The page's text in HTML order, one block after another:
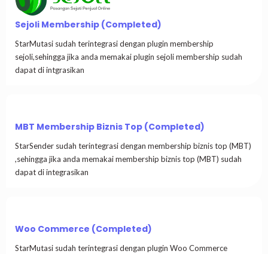
Sejoli Membership (Completed)
StarMutasi sudah terintegrasi dengan plugin membership
sejoli,sehingga jika anda memakai plugin sejoli membership sudah
dapat di intgrasikan
MBT Membership Biznis Top (Completed)
StarSender sudah terintegrasi dengan membership biznis top (MBT)​
,sehingga jika anda memakai membership biznis top (MBT)​ sudah
dapat di integrasikan
Woo Commerce (Completed)
StarMutasi sudah terintegrasi dengan plugin Woo Commerce